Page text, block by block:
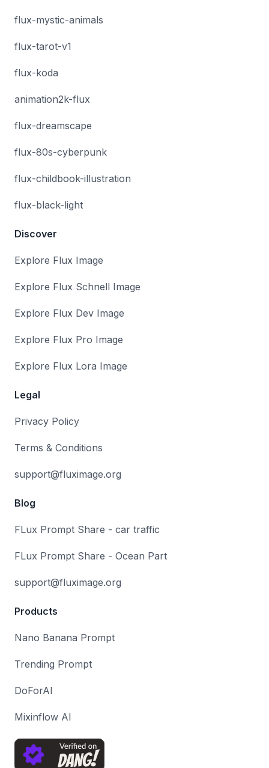
flux-mystic-animals
flux-tarot-v1
flux-koda
animation2k-flux
flux-dreamscape
flux-80s-cyberpunk
flux-childbook-illustration
flux-black-light
Discover
Explore Flux Image
Explore Flux Schnell Image
Explore Flux Dev Image
Explore Flux Pro Image
Explore Flux Lora Image
Legal
Privacy Policy
Terms & Conditions
support@fluximage.org
Blog
FLux Prompt Share - car traffic
FLux Prompt Share - Ocean Part
support@fluximage.org
Products
Nano Banana Prompt
Trending Prompt
DoForAI
Mixinflow AI